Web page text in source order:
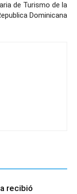
de Turismo de la
Dominicana
recibió